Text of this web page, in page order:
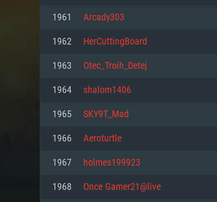
1961 Arcady303
1962 HerCuttingBoard
1963 Otec_Troih_Detej
1964 shalom1406
1965 SKY9T_Mad
1966 Aeroturtle
1967 holmes199923
1968 Once Gamer21@live